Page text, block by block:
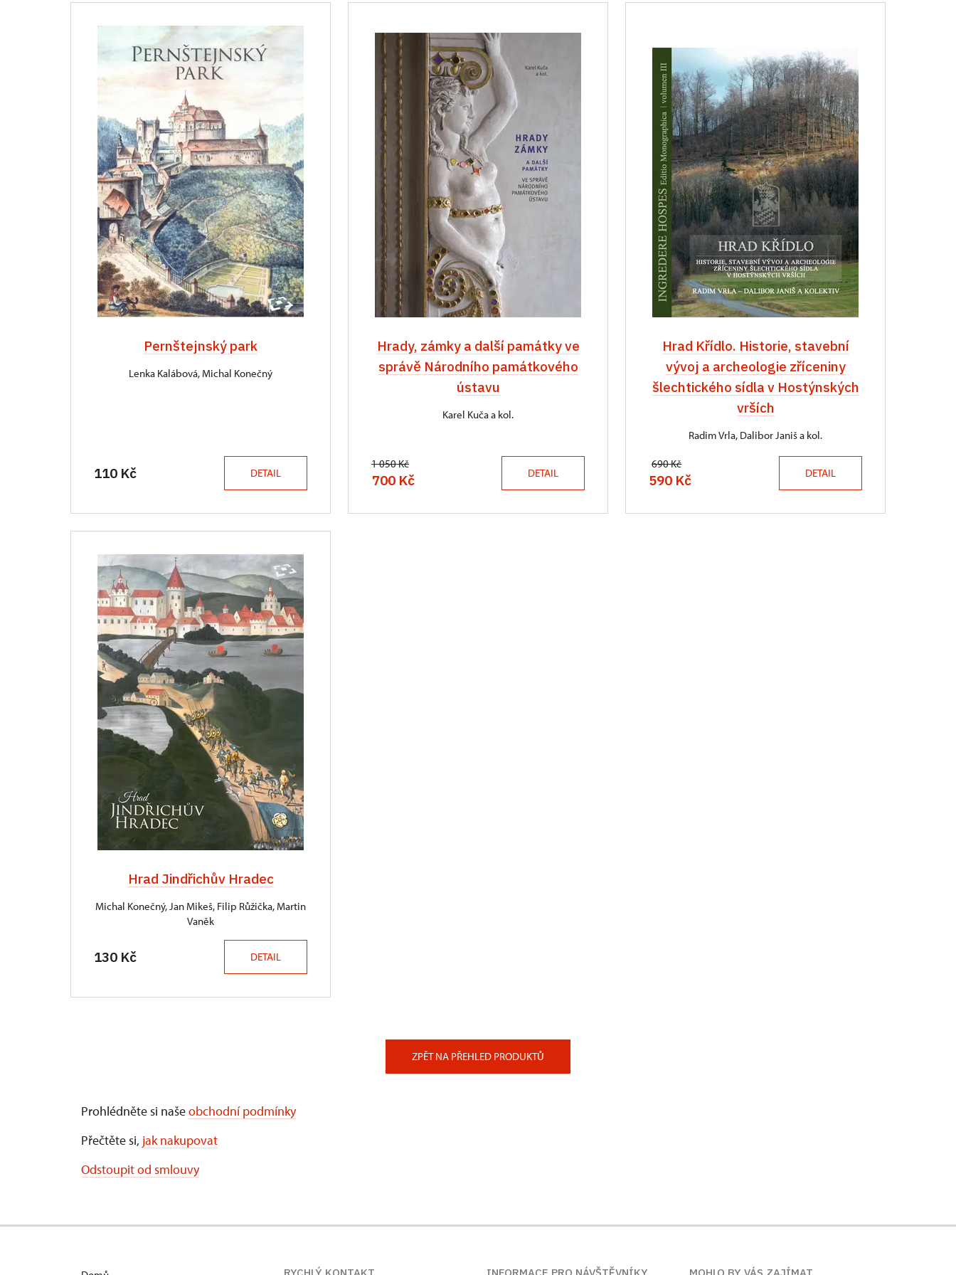
Pernštejnský park
Lenka Kalábová, Michal Konečný
110 Kč DETAIL
Hrady, zámky a další památky ve
správě Národního památkového
ústavu
Karel Kuča a kol.
1 050 Kč
700 Kč DETAIL
Hrad Křídlo. Historie, stavební
vývoj a archeologie zříceniny
šlechtického sídla v Hostýnských
vrších
Radim Vrla, Dalibor Janiš a kol.
690 Kč
590 Kč DETAIL
Hrad Jindřichův Hradec
Michal Konečný, Jan Mikeš, Filip Růžička, Martin
Vaněk
130 Kč DETAIL
ZPĚT NA PŘEHLED PRODUKTŮ
Prohlédněte si našeobchodní podmínky
Přečtěte si, jak nakupovat
Odstoupit od smlouvy
RYCHLÝ KONTAKT INFORMACE PRO NÁVŠTĚVNÍKY MOHLO BY VÁS ZAJÍMAT